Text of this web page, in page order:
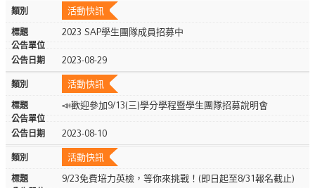
活動快訊
2023 SAP學生團隊成員招募中
2023-08-29
活動快訊
📣歡迎參加9/13(三)學分學程暨學生團隊招募說明會
2023-08-10
活動快訊
9/23免費培力英檢，等你來挑戰！(即日起至8/31報名截止)